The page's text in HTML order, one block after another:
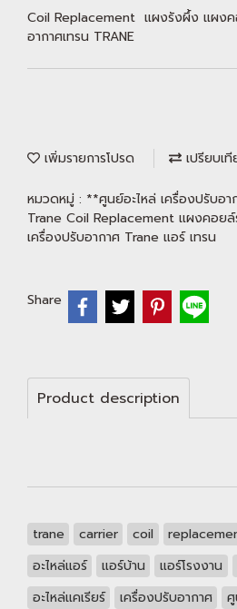
Coil Replacement แผงรังผึ้ง แผงค
อากาศเทรน TRANE
เพิ่มรายการโปรด เปรียบเ
หมวดหมู่ : **ศูนย์อะไหล่ เครื่องปรับอา
Trane Coil Replacement แผงคอย
เครื่องปรับอากาศ Trane แอร์ เทรน
Share
Product description
trane carrier coil
อะไหล่แอร์
แอร์บ้าน แอร์โรงงาน
อะไหล่แคเรียร์
เครื่องปรับอากาศ